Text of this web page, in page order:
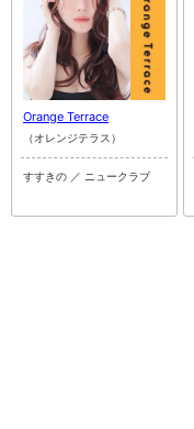
Orange Terrace
（オレンジテラス）
すすきの ／ ニュークラブ